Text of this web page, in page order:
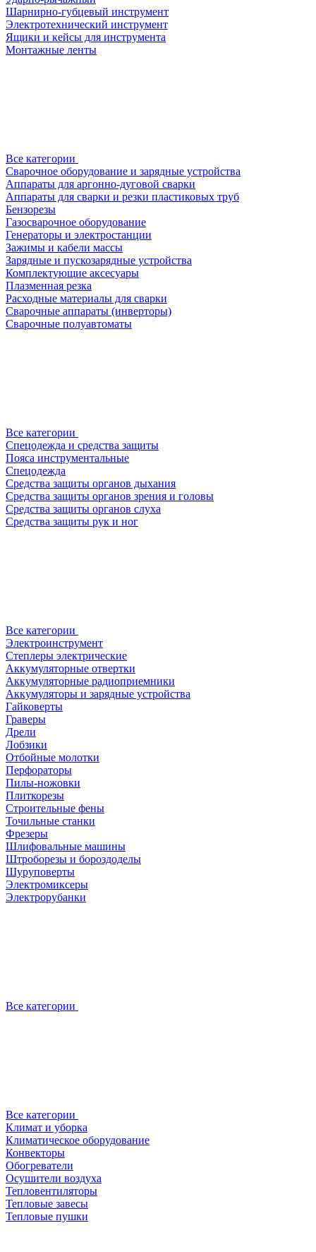
Шарнирно-губцевый инструмент
Электротехнический инструмент
Ящики и кейсы для инструмента
Монтажные ленты
Все категории
Сварочное оборудование и зарядные устройства
Аппараты для аргонно-дуговой сварки
Аппараты для сварки и резки пластиковых труб
Бензорезы
Газосварочное оборудование
Генераторы и электростанции
Зажимы и кабели массы
Зарядные и пускозарядные устройства
Комплектующие аксесуары
Плазменная резка
Расходные материалы для сварки
Сварочные аппараты (инверторы)
Сварочные полуавтоматы
Все категории
Спецодежда и средства защиты
Пояса инструментальные
Спецодежда
Средства защиты органов дыхания
Средства защиты органов зрения и головы
Средства защиты органов слуха
Средства защиты рук и ног
Все категории
Электроинструмент
Степлеры электрические
Аккумуляторные отвертки
Аккумуляторные радиоприемники
Аккумуляторы и зарядные устройства
Гайковерты
Граверы
Дрели
Лобзики
Отбойные молотки
Перфораторы
Пилы-ножовки
Плиткорезы
Строительные фены
Точильные станки
Фрезеры
Шлифовальные машины
Штроборезы и бороздоделы
Шуруповерты
Электромиксеры
Электрорубанки
Все категории
Все категории
Климат и уборка
Климатическое оборудование
Конвекторы
Обогреватели
Осушители воздуха
Тепловентиляторы
Тепловые завесы
Тепловые пушки